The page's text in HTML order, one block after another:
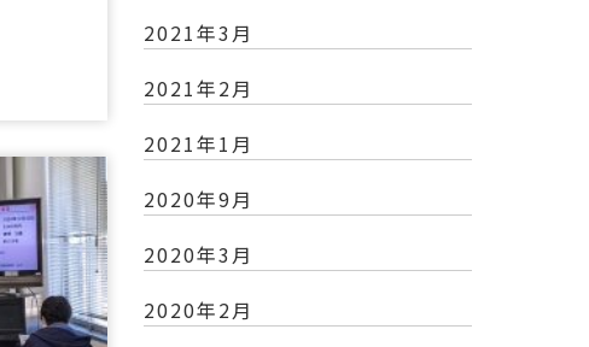
2021年3月
2021年2月
2021年1月
2020年9月
2020年3月
2020年2月